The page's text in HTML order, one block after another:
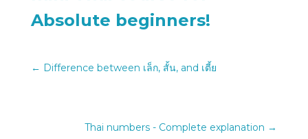
Absolute beginners!
← Difference between เล็ก, สั้น, and เตี้ย
Thai numbers - Complete explanation →